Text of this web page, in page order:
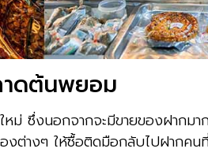
าดต้นพยอม
ม่ ซึ่งนอกจากจะมีขายของฝากม
ต่างๆ ให้ซื้อติดมือกลับไปฝากคน